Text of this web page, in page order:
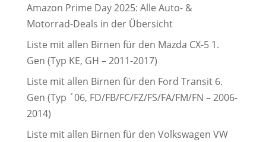
Amazon Prime Day 2025: Alle Auto- &
Motorrad-Deals in der Übersicht
Liste mit allen Birnen für den Mazda CX-5 1.
Gen (Typ KE, GH – 2011-2017)
Liste mit allen Birnen für den Ford Transit 6.
Gen (Typ ´06, FD/FB/FC/FZ/FS/FA/FM/FN – 2006-
2014)
Liste mit allen Birnen für den Volkswagen VW